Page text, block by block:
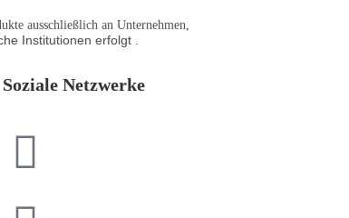
ausschließlich an Unternehmen,
Institutionen erfolgt .
Soziale Netzwerke